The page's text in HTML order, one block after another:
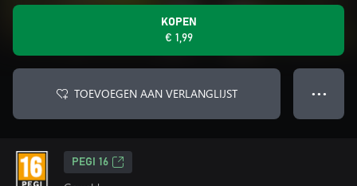
KOPEN
€ 1,99
TOEVOEGEN AAN VERLANGLIJST ● ● ●
PEGI 16